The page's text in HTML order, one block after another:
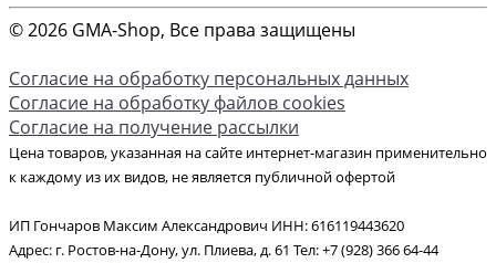
© 2026 GMA-Shop, Все права защищены
Согласие на обработку персональных данных
Согласие на обработку файлов cookies
Согласие на получение рассылки
Цена товаров, указанная на сайте интернет-магазин применительно
к каждому из их видов, не является публичной офертой
ИП Гончаров Максим Александрович ИНН: 616119443620
Адрес: г. Ростов-на-Дону, ул. Плиева, д. 61 Тел: +7 (928) 366 64-44